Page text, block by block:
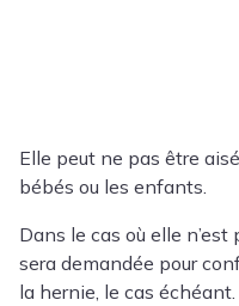
Elle peut ne pas être
bébés ou les enfants.
Dans le cas où elle n’est
sera demandée pour
la hernie, le cas échéant.